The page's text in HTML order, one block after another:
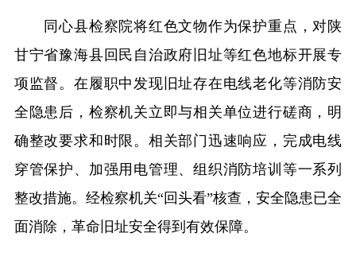
同心县检察院将红色文物作为保护重点，对陕
甘宁省豫海县回民自治政府旧址等红色地标开展专
项监督。在履职中发现旧址存在电线老化等消防安
全隐患后，检察机关立即与相关单位进行磋商，明
确整改要求和时限。相关部门迅速响应，完成电线
穿管保护、加强用电管理、组织消防培训等一系列
整改措施。经检察机关“回头看”核查，安全隐患已全
面消除，革命旧址安全得到有效保障。